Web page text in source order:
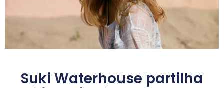
Suki Waterhouse partilha